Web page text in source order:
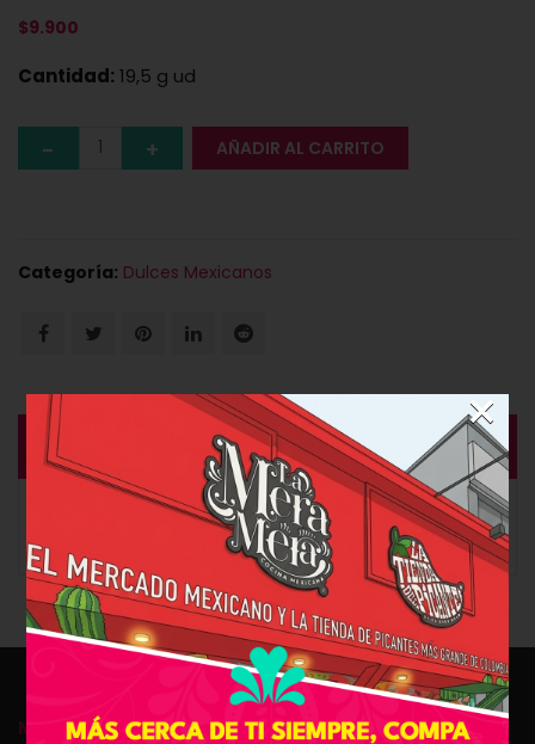
$9.900
Cantidad:19,5 g ud
AÑADIR AL CARRITO
Categoría: Dulces Mexicanos
DESCRIPCIÓN
Los Skwinkles Clásicos Chamoy son tubos de
caramelos saborizados con trocitos de chile picante.
MI CUENTA
×